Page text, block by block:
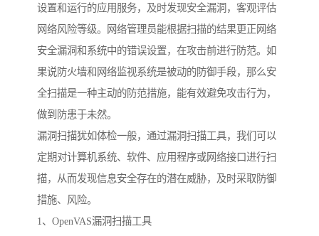
设置和运行的应用服务，及时发现安全漏洞，客观评估
网络风险等级。网络管理员能根据扫描的结果更正网络
安全漏洞和系统中的错误设置，在攻击前进行防范。如
果说防火墙和网络监视系统是被动的防御手段，那么安
全扫描是一种主动的防范措施，能有效避免攻击行为，
做到防患于未然。
漏洞扫描犹如体检一般，通过漏洞扫描工具，我们可以
定期对计算机系统、软件、应用程序或网络接口进行扫
描，从而发现信息安全存在的潜在威胁，及时采取防御
措施、风险。
1、OpenVAS漏洞扫描工具